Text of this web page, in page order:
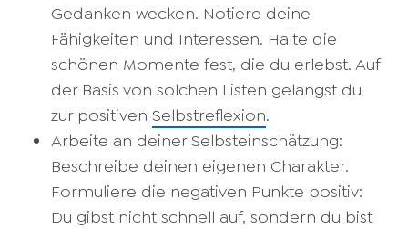
Gedanken wecken. Notiere deine
Fähigkeiten und Interessen. Halte die
schönen Momente fest, die du erlebst. Auf
der Basis von solchen Listen gelangst du
zur positiven Selbstreflexion.
Arbeite an deiner Selbsteinschätzung:
Beschreibe deinen eigenen Charakter.
Formuliere die negativen Punkte positiv:
Du gibst nicht schnell auf, sondern du bist